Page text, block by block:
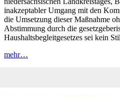
inakzeptabler Umgang mit den
die Umsetzung dieser Maßnahme
Abstimmung durch die
Haushaltsbegleitgesetzes sei kein
mehr…